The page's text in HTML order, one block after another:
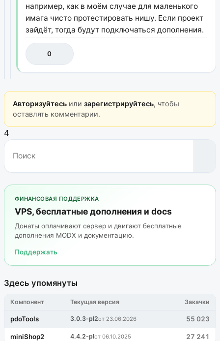
например, как в моём случае для маленького
имага чисто протестировать нишу. Если проект
зайдёт, тогда будут подключаться дополнения.
0
Авторизуйтесьили зарегистрируйтесь, чтобы
оставлять комментарии.
4
ФИНАНСОВАЯ ПОДДЕРЖКА
VPS, бесплатные дополнения и docs
Донаты оплачивают сервер и двигают бесплатные
дополнения MODX и документацию.
Поддержать
Здесь упомянуты
Компонент Текущая версия Закачки
pdoTools 3.0.3-pl2от 23.06.2026 55 023
miniShop2 4.4.2-plот 06.10.2025 27 241